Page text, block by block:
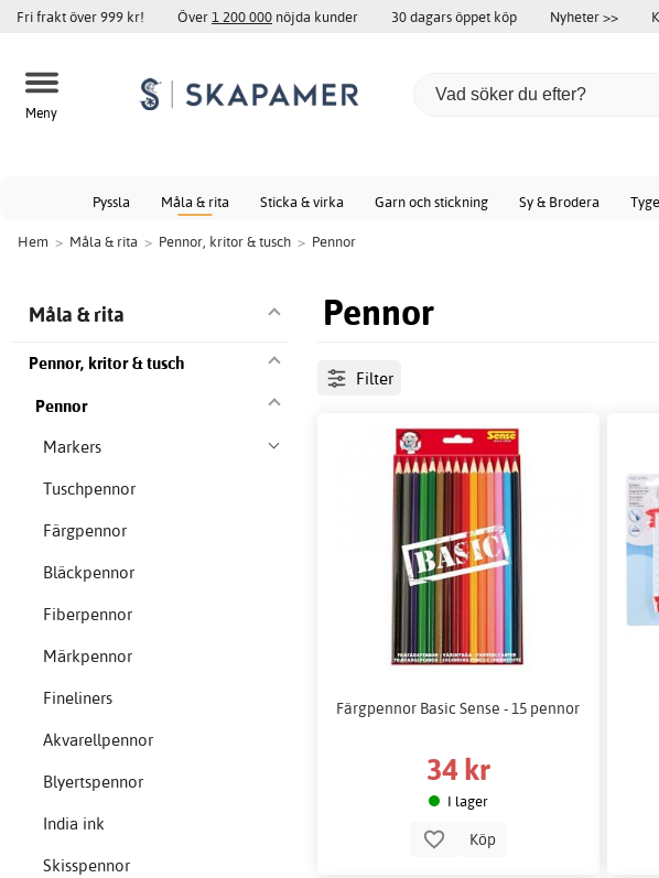
Fri frakt över 999 kr! Över1 200 000 nöjda kunder 30 dagars öppet köp Nyheter >>
Meny
Pyssla Måla & rita Sticka & virka Garn och stickning Sy & Brodera
Hem > Måla & rita > Pennor, kritor & tusch > Pennor
Pennor
Måla & rita
Pennor, kritor & tusch
Pennor
Markers
Tuschpennor
Färgpennor
Bläckpennor
Fiberpennor
Märkpennor
Fineliners
Akvarellpennor
Blyertspennor
India ink
Skisspennor
Filter
Färgpennor Basic Sense - 15 pennor
34 kr
I lager
Köp